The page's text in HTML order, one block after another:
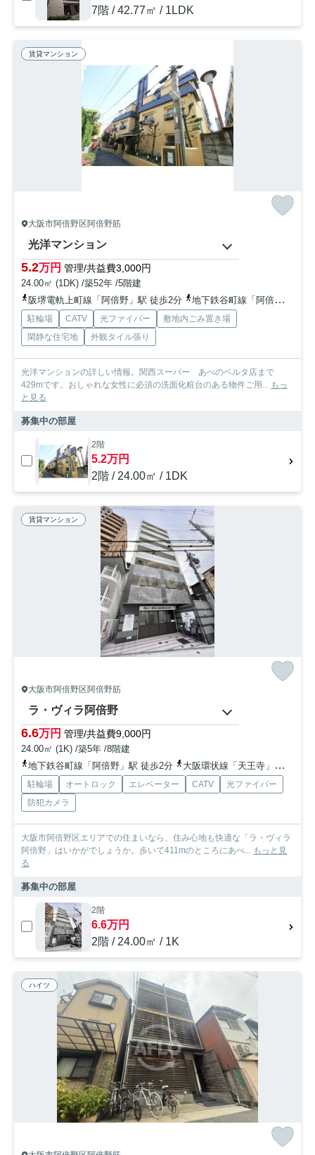
7階 / 42.77㎡ / 1LDK
賃貸マンション
大阪市阿倍野区阿倍野筋
光洋マンション
5.2万円 管理/共益費3,000円
24.00㎡ (1DK) /築52年 /5階建
阪堺電軌上町線「阿倍野」駅 徒歩2分
地下鉄谷町線「阿倍野」駅 徒歩1分
駐輪場 CATV 光ファイバー
敷地内ごみ置き場
閑静な住宅地
外観タイル張り
光洋マンションの詳しい情報。関西スーパー あべのベルタ店まで
429mです。おしゃれな女性に必須の洗面化粧台のある物件ご用... もっ
と見る
募集中の部屋
2階
5.2万円
2階 / 24.00㎡ / 1DK
賃貸マンション
大阪市阿倍野区阿倍野筋
ラ・ヴィラ阿倍野
6.6万円 管理/共益費9,000円
24.00㎡ (1K) /築5年 /8階建
地下鉄谷町線「阿倍野」駅 徒歩2分
大阪環状線「天王寺」駅 徒歩10分
駐輪場 オートロック エレベーター CATV
光ファイバー
防犯カメラ
大阪市阿倍野区エリアでの住まいなら、住み心地も快適な「ラ・ヴィラ
阿倍野」はいかがでしょうか。歩いて411mのところにあべ... もっと見
る
募集中の部屋
2階
6.6万円
2階 / 24.00㎡ / 1K
ハイツ